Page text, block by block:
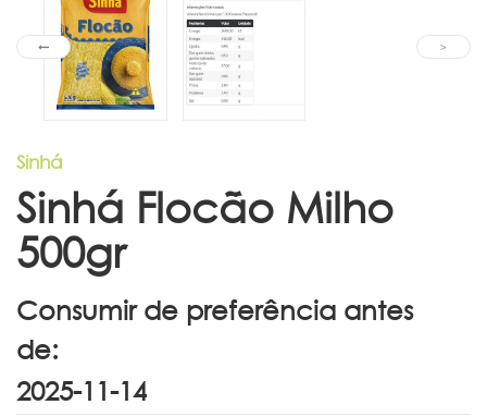
Sinhá
Sinhá Flocão Milho
500gr
Consumir de preferência antes
de: